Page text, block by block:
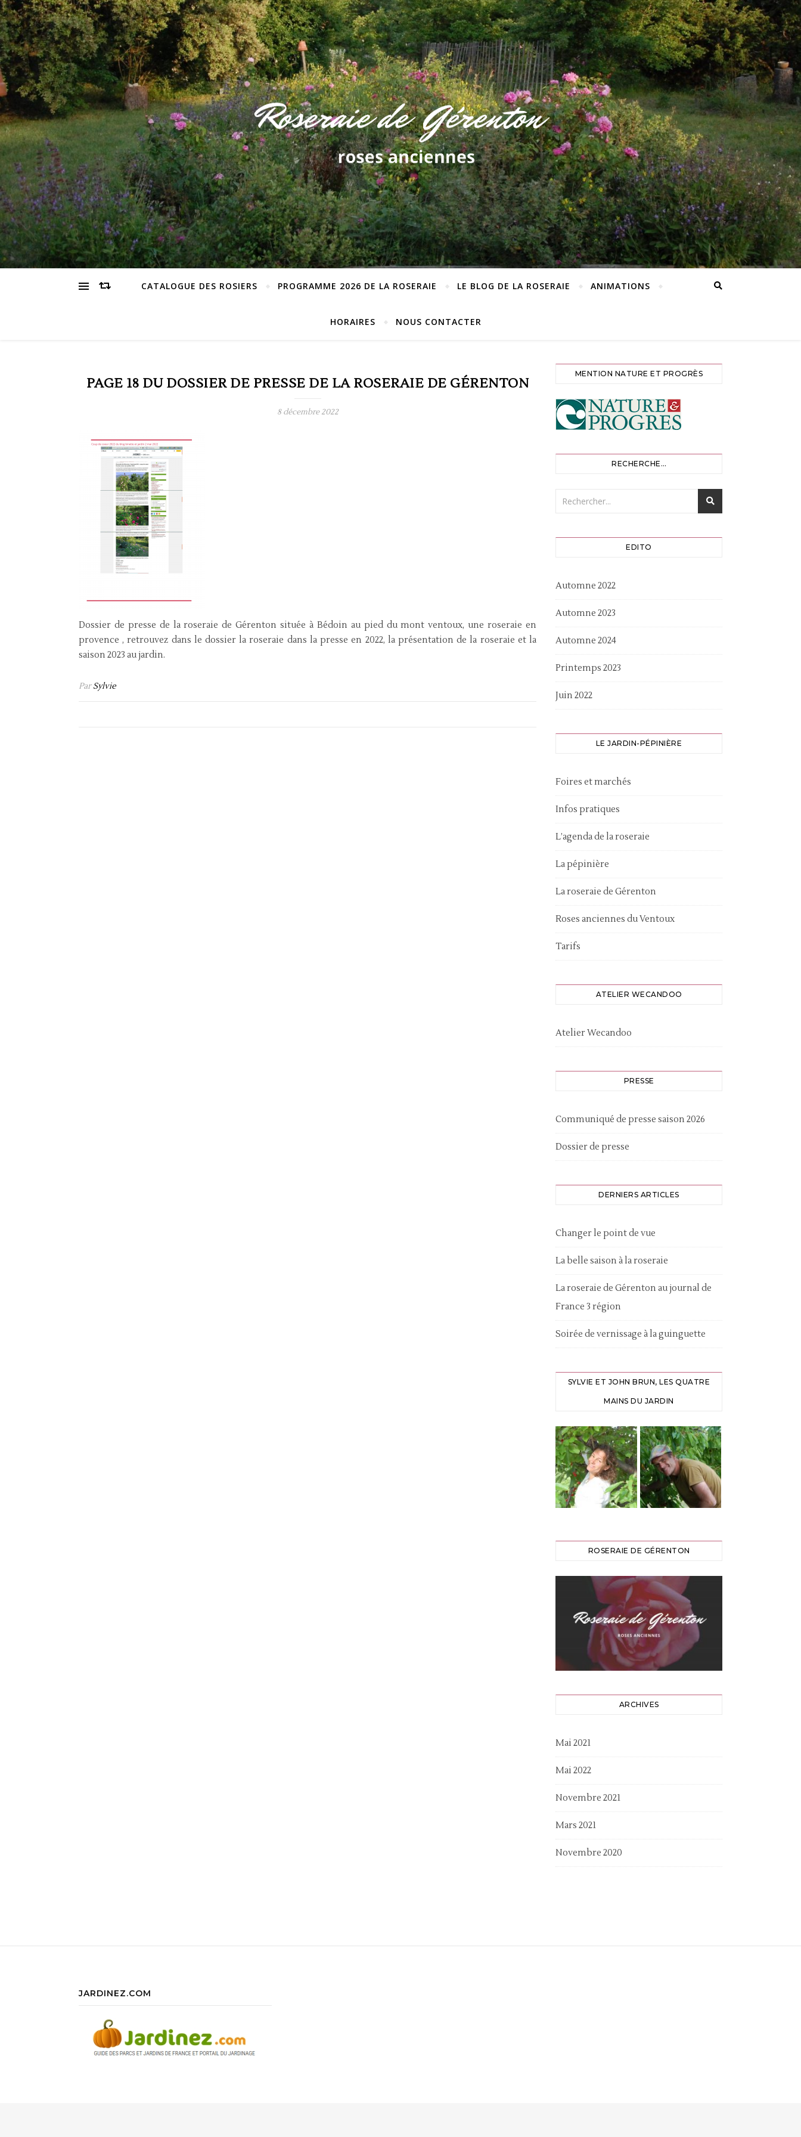
CATALOGUE DES ROSIERS PROGRAMME 2026 DE LA ROSERAIE LE BLOG DE LA ROSERAIE ANIMATIONS
HORAIRES NOUS CONTACTER
PAGE 18 DU DOSSIER DE PRESSE DE LA ROSERAIE DE GÉRENTON
8 décembre 2022
Dossier de presse de la roseraie de Gérenton située à Bédoin au pied du mont ventoux, une roseraie en
provence , retrouvez dans le dossier la roseraie dans la presse en 2022, la présentation de la roseraie et la
saison 2023 au jardin.
ParSylvie
MENTION NATURE ET PROGRÈS
RECHERCHE…
EDITO
Automne 2022
Automne 2023
Automne 2024
Printemps 2023
Juin 2022
LE JARDIN-PÉPINIÈRE
Foires et marchés
Infos pratiques
L’agenda de la roseraie
La pépinière
La roseraie de Gérenton
Roses anciennes du Ventoux
Tarifs
ATELIER WECANDOO
Atelier Wecandoo
PRESSE
Communiqué de presse saison 2026
Dossier de presse
DERNIERS ARTICLES
Changer le point de vue
La belle saison à la roseraie
La roseraie de Gérenton au journal de
France 3 région
Soirée de vernissage à la guinguette
SYLVIE ET JOHN BRUN, LES QUATRE
MAINS DU JARDIN
ROSERAIE DE GÉRENTON
ARCHIVES
Mai 2021
Mai 2022
Novembre 2021
Mars 2021
Novembre 2020
JARDINEZ.COM